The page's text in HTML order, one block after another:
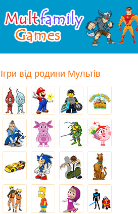
Ігри від родини Мультів